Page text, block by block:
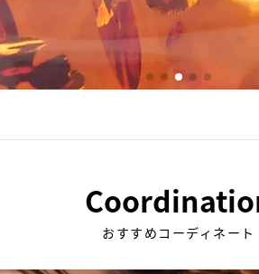
おすすめコーディネート